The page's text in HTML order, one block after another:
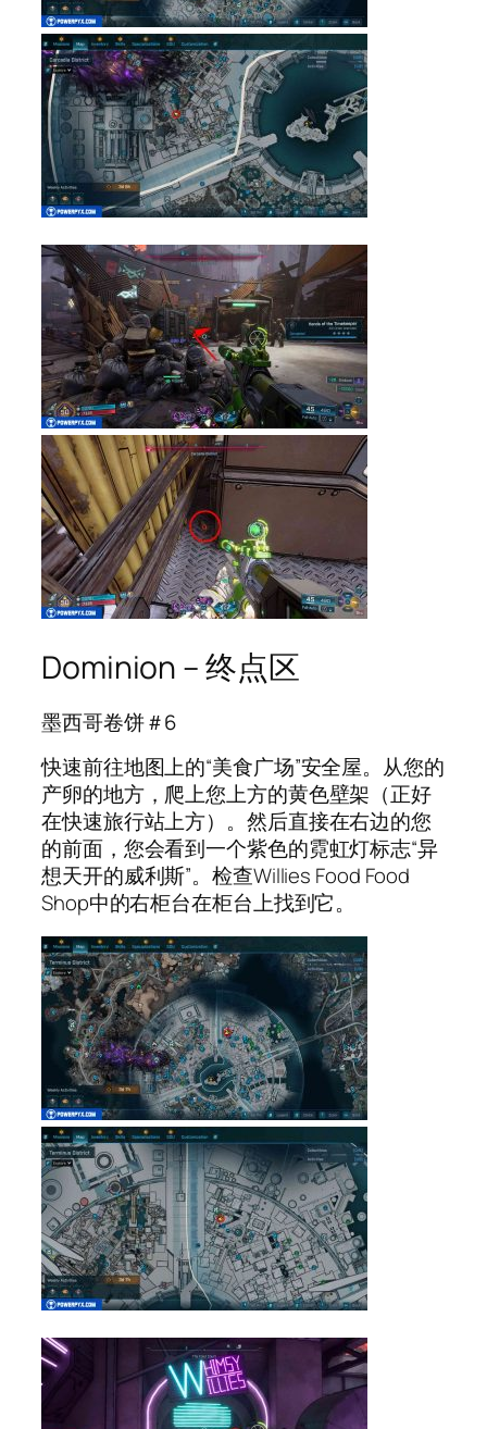
Dominion – 终点区
墨西哥卷饼＃6
快速前往地图上的“美食广场”安全屋。从您的
产卵的地方，爬上您上方的黄色壁架（正好
在快速旅行站上方）。然后直接在右边的您
的前面，您会看到一个紫色的霓虹灯标志“异
想天开的威利斯”。检查Willies Food Food
Shop中的右柜台在柜台上找到它。